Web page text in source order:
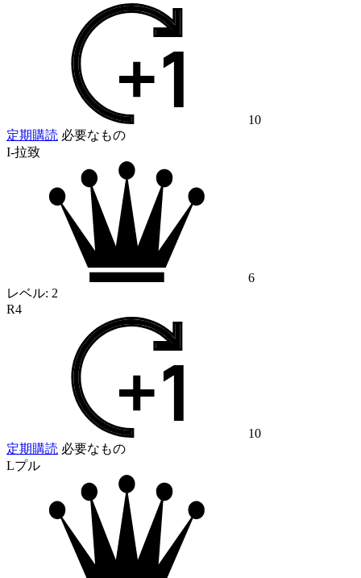
10
定期購読 必要なもの
I-拉致
6
レベル: 2
R4
10
定期購読 必要なもの
Lプル